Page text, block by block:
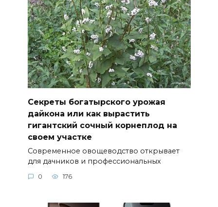
Секреты богатырского урожая
дайкона или как вырастить
гигантский сочный корнеплод на
своем участке
Современное овощеводство открывает
для дачников и профессиональных
0 176